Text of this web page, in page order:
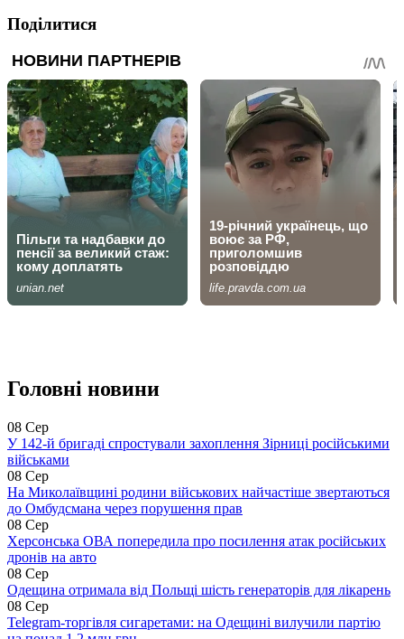
Поділитися
Головні новини
08 Сер
У 142-й бригаді спростували захоплення Зірниці російськими
військами
08 Сер
На Миколаївщині родини військових найчастіше звертаються
до Омбудсмана через порушення прав
08 Сер
Херсонська ОВА попередила про посилення атак російських
дронів на авто
08 Сер
Одещина отримала від Польщі шість генераторів для лікарень
08 Сер
Telegram-торгівля сигаретами: на Одещині вилучили партію